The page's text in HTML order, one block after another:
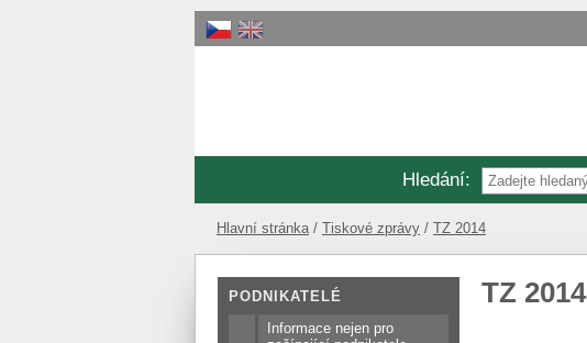
Hledání:
Hlavní stránka Tiskové zprávy TZ 2014
PODNIKATELÉ
Informace nejen pro
TZ 2014